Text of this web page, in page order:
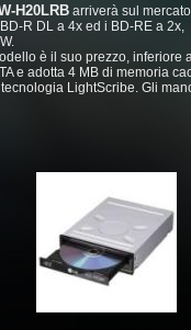
H20LRB arriverà sul
R DL a 4x ed i BD-RE a
è il suo prezzo, inferiore
e adotta 4 MB di memoria
LightScribe. Gli